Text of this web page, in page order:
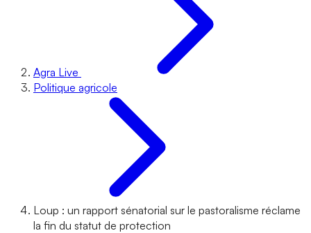
Agra Live
Politique agricole
Loup : un rapport sénatorial sur le pastoralisme réclame
la fin du statut de protection